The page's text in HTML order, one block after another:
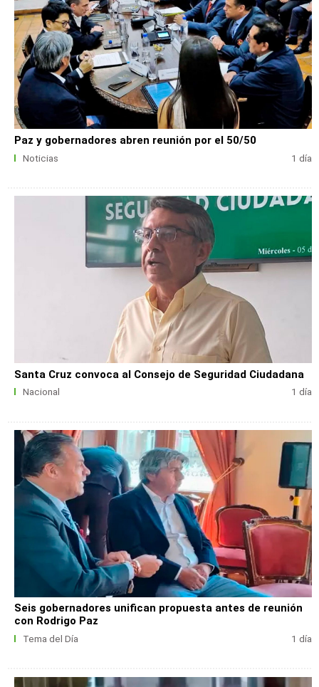
Paz y gobernadores abren reunión por el 50/50
Noticias 1 día
Santa Cruz convoca al Consejo de Seguridad Ciudadana
Nacional 1 día
Seis gobernadores unifican propuesta antes de reunión
con Rodrigo Paz
Tema del Día 1 día